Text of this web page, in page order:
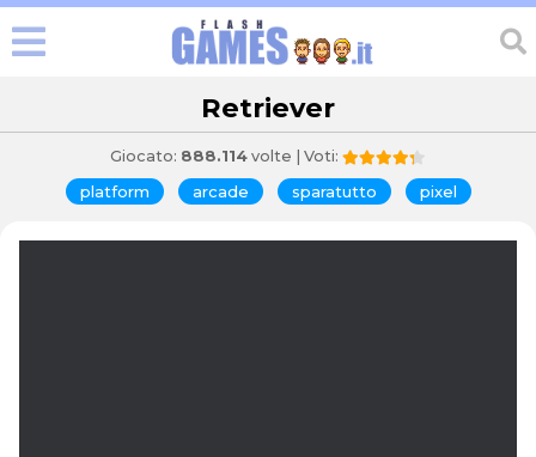
Retriever
Giocato: 888.114 volte | Voti:
platform arcade sparatutto pixel